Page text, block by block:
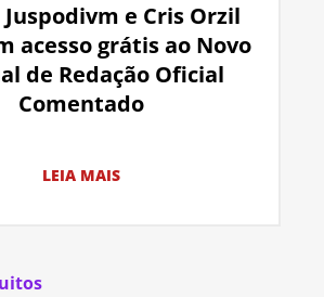
e Cris Orzil
acesso grátis ao Novo
de Redação Oficial
Comentado
LEIA MAIS